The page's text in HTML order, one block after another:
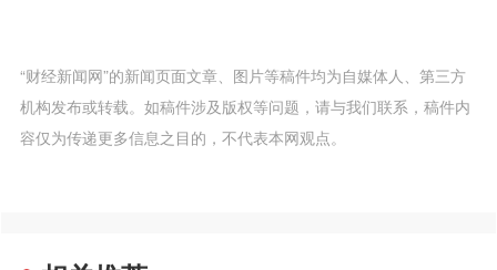
“财经新闻网”的新闻页面文章、图片等稿件均为自媒体人、第三方
机构发布或转载。如稿件涉及版权等问题，请与我们联系，稿件内
容仅为传递更多信息之目的，不代表本网观点。